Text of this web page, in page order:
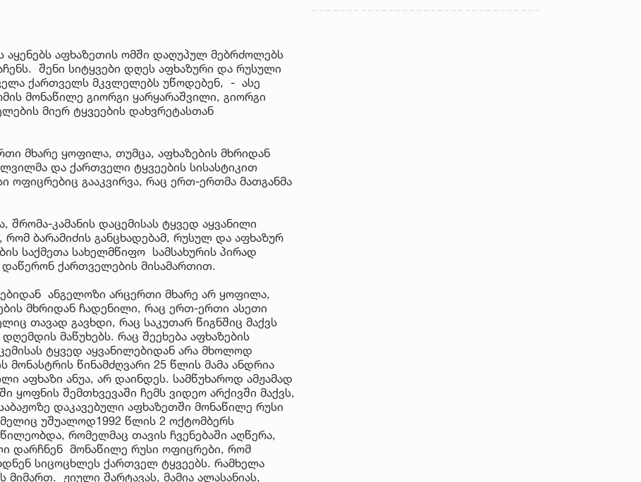
აფხაზეთის ომში დაღუპულ მებრძოლებს
შენი სიტყვები დღეს აფხაზური და რუსული
ქართველს მკვლელებს უწოდებენ, - ასე
მონაწილე გიორგი ყარყარაშვილი, გიორგი
მიერ ტყვეების დახვრეტასთან
მხარე ყოფილა, თუმცა, აფხაზების მხრიდან
და ქართველი ტყვეების სისასტიკით
ოფიცრებიც გააკვირვა, რაც ერთ-ერთმა მათგანმა
შრომა-კამანის დაცემისას ტყვედ აყვანილი
ბარამიძის განცხადებამ, რუსულ და აფხაზურ
საქმეთა სახელმწიფო სამსახურის პირად
დაწერონ ქართველების მისამართით.
ანგელოზი არცერთი მხარე არ ყოფილა,
მხრიდან ჩადენილი, რაც ერთ-ერთი ასეთი
თავად გავხდი, რაც საკუთარ წიგნშიც მაქვს
მაწუხებს. რაც შეეხება აფხაზების
ტყვედ აყვანილებიდან არა მხოლოდ
წინამძღვარი 25 წლის მამა ანდრია
აფხაზი ანუა, არ დაინდეს. სამწუხაროდ ამჟამად
ყოფნის შემთხვევაში ჩემს ვიდეო არქივში მაქვს,
დაკავებული აფხაზეთში მონაწილე რუსი
უშუალოდ1992 წლის 2 ოქტომბერს
რომელმაც თავის ჩვენებაში აღწერა,
დარჩნენ მონაწილე რუსი ოფიცრები, რომ
სიცოცხლეს ქართველ ტყვეებს. რამხელა
ჟიული შარტავას, მამია ალასანიას,